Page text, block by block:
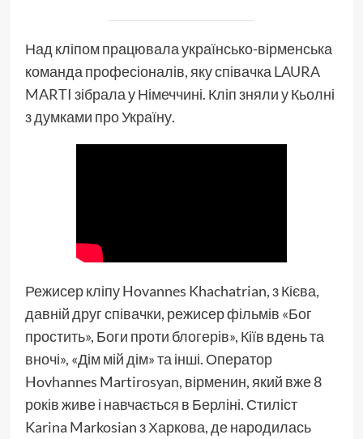
Над кліпом працювала українсько-вірменська
команда професіоналів, яку співачкаLAURA
MARTI зібрала у Німеччині. Кліп зняли у Кьолні
з думками про Україну.
Режисер кліпу Hovannes Khachatrian, з Кієва,
давній друг співачки, режисер фільмів «Бог
простить», Боги проти блогерів», Кіїв вдень та
вночі», «Дім мій дім» та інші. Оператор
Hovhannes Martirosyan, вірменин, який вже 8
років живе і навчається в Берліні. Стиліст
Karina Markosian з Харкова, де народилась